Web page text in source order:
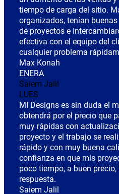
tiempo de carga del sitio.
organizados, tenían
de proyectos e
efectiva con el equipo del
cualquier problema
Max Konah
ENERA
Saiem Jalil
LUES
MI Designs es sin duda el
obtendrá por el precio que
muy rápidas con
proyecto y el trabajo se
rápido y con muy buena
confianza en que mis
poco tiempo, a buen
respuesta.
Saiem Jalil